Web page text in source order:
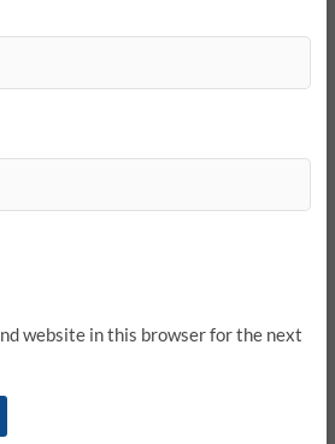
website in this browser for the next